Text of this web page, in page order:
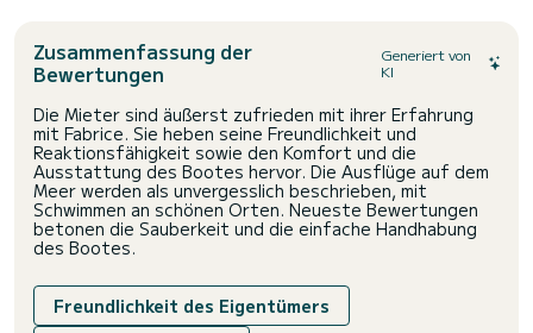
Zusammenfassung der
Bewertungen
Generiert von
KI
Die Mieter sind äußerst zufrieden mit ihrer Erfahrung
mit Fabrice. Sie heben seine Freundlichkeit und
Reaktionsfähigkeit sowie den Komfort und die
Ausstattung des Bootes hervor. Die Ausflüge auf dem
Meer werden als unvergesslich beschrieben, mit
Schwimmen an schönen Orten. Neueste Bewertungen
betonen die Sauberkeit und die einfache Handhabung
des Bootes.
Freundlichkeit des Eigentümers